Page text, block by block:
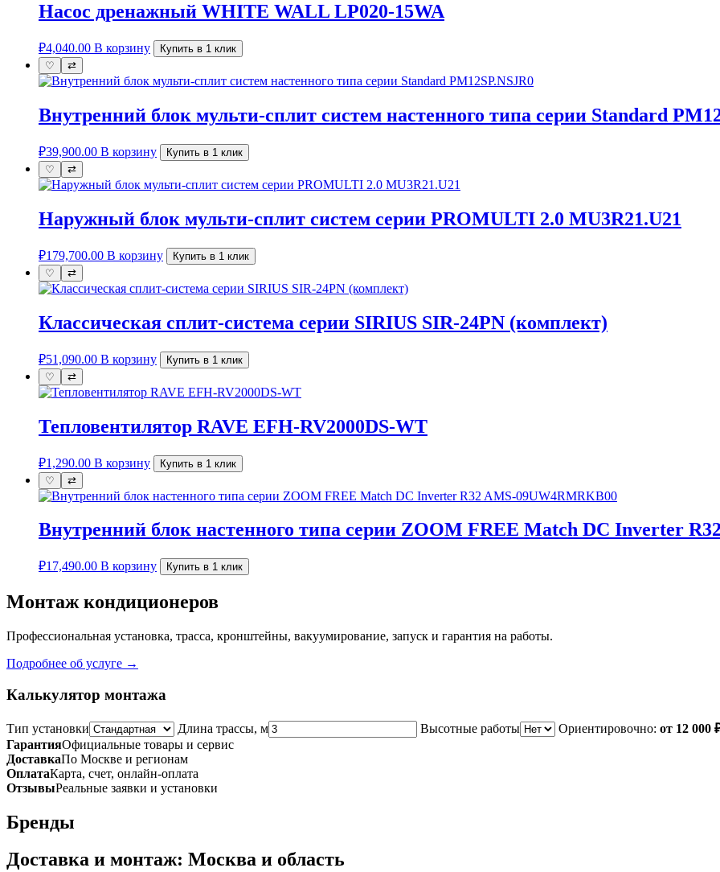
Насос дренажный WHITE WALL LP020-15WA
₽4,040.00 В корзину
Купить в 1 клик
♡
⇄
Внутренний блок мульти-сплит систем настенного типа серии Standard
₽39,900.00 В корзину
Купить в 1 клик
♡
⇄
Наружный блок мульти-сплит систем серии PROMULTI 2.0 MU3R21.U21
₽179,700.00 В корзину
Купить в 1 клик
♡
⇄
Классическая сплит-система серии SIRIUS SIR-24PN (комплект)
₽51,090.00 В корзину
Купить в 1 клик
♡
⇄
Тепловентилятор RAVE EFH-RV2000DS-WT
₽1,290.00 В корзину
Купить в 1 клик
♡
⇄
Внутренний блок настенного типа серии ZOOM FREE Match DC Inverter
₽17,490.00 В корзину Купить в 1 клик
Монтаж кондиционеров
Профессиональная установка, трасса, кронштейны, вакуумирование, запуск и гарантия на работы.
Подробнее об услуге →
Калькулятор монтажа
Тип установки Длина трассы, м Высотные работы Ориентировочно: от 12 000
ГарантияОфициальные товары и сервис
ДоставкаПо Москве и регионам
ОплатаКарта, счет, онлайн-оплата
ОтзывыРеальные заявки и установки
Бренды
Доставка и монтаж: Москва и область